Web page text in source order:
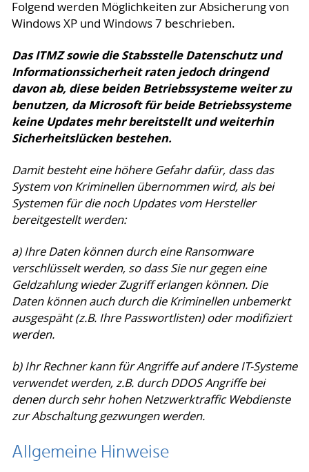
Folgend werden Möglichkeiten zur Absicherung von
Windows XP und Windows 7 beschrieben.
Das ITMZ sowie die Stabsstelle Datenschutz und
Informationssicherheit raten jedoch dringend
davon ab, diese beiden Betriebssysteme weiter zu
benutzen, da Microsoft für beide Betriebssysteme
keine Updates mehr bereitstellt und weiterhin
Sicherheitslücken bestehen.
Damit besteht eine höhere Gefahr dafür, dass das
System von Kriminellen übernommen wird, als bei
Systemen für die noch Updates vom Hersteller
bereitgestellt werden:
a) Ihre Daten können durch eine Ransomware
verschlüsselt werden, so dass Sie nur gegen eine
Geldzahlung wieder Zugriff erlangen können. Die
Daten können auch durch die Kriminellen unbemerkt
ausgespäht (z.B. Ihre Passwortlisten) oder modifiziert
werden.
b) Ihr Rechner kann für Angriffe auf andere IT-Systeme
verwendet werden, z.B. durch DDOS Angriffe bei
denen durch sehr hohen Netzwerktraffic Webdienste
zur Abschaltung gezwungen werden.
Allgemeine Hinweise